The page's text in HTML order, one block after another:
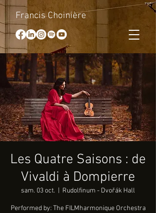
Francis Choinière
Les Quatre Saisons : de
Vivaldi à Dompierre
sam. 03 oct. Rudolfinum - Dvořák Hall
Performed by: The FILMharmonique Orchestra